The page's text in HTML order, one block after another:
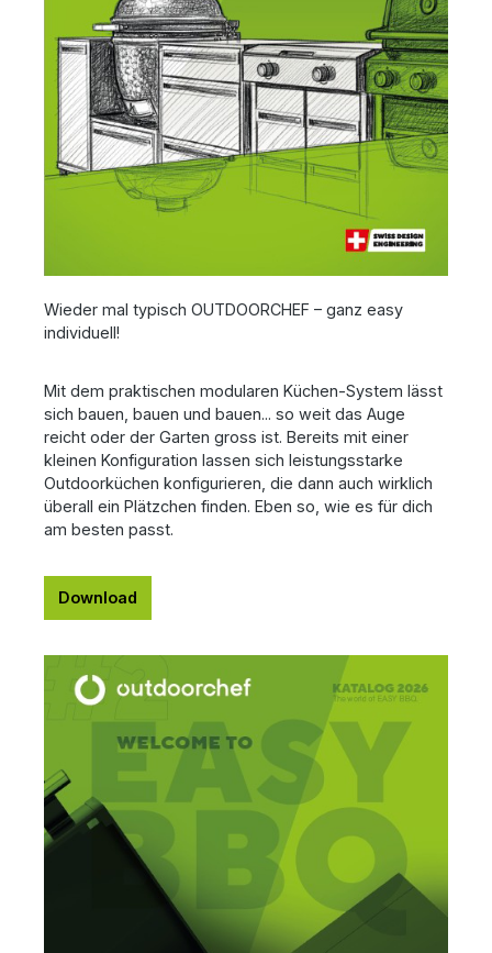
Wieder mal typisch OUTDOORCHEF – ganz easy
individuell!
Mit dem praktischen modularen Küchen-System lässt
sich bauen, bauen und bauen... so weit das Auge
reicht oder der Garten gross ist. Bereits mit einer
kleinen Konfiguration lassen sich leistungsstarke
Outdoorküchen konfigurieren, die dann auch wirklich
überall ein Plätzchen finden. Eben so, wie es für dich
am besten passt.
Download